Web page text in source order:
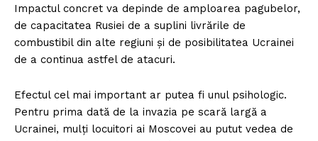
Impactul concret va depinde de amploarea pagubelor,
de capacitatea Rusiei de a suplini livrările de
combustibil din alte regiuni și de posibilitatea Ucrainei
de a continua astfel de atacuri.
Efectul cel mai important ar putea fi unul psihologic.
Pentru prima dată de la invazia pe scară largă a
Ucrainei, mulți locuitori ai Moscovei au putut vedea de